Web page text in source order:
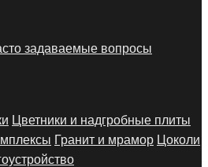
задаваемые вопросы
Цветники и надгробные плиты
Гранит и мрамор Цоколи